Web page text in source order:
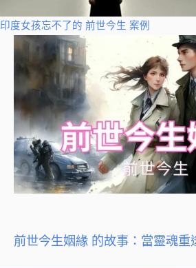
印度女孩忘不了的 前世今生 案例
前世今生姻緣 的故事：當靈魂重